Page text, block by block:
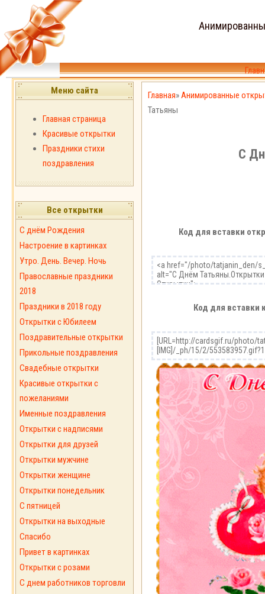
Меню сайта
Главная страница
Красивые открытки
Праздники стихи
поздравления
Все открытки
С днём Рождения
Настроение в картинках
Утро. День. Вечер. Ночь
Православные праздники
2018
Праздники в 2018 году
Открытки с Юбилеем
Поздравительные открытки
Прикольные поздравления
Свадебные открытки
Красивые открытки с
пожеланиями
Именные поздравления
Открытки с надписями
Открытки для друзей
Открытки мужчине
Открытки женщине
Открытки понедельник
С пятницей
Открытки на выходные
Спасибо
Привет в картинках
Открытки с розами
С днем работников торговли
Главная»Анимированные
Татьяны
С
Код для вставки
Код для вставки